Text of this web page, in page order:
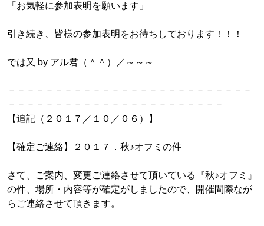
「お気軽に参加表明を願います」
引き続き、皆様の参加表明をお待ちしております！！！
では又 by アル君（＾＾）／～～～
－－－－－－－－－－－－－－－－－－－－－－－－－－
－－－－－－－－－－－－－－－－－－－－－－－
【追記（２０１７／１０／０６）】
【確定ご連絡】２０１７．秋♪オフミの件
さて、ご案内、変更ご連絡させて頂いている『秋♪オフミ』
の件、場所・内容等が確定がしましたので、開催間際なが
らご連絡させて頂きます。